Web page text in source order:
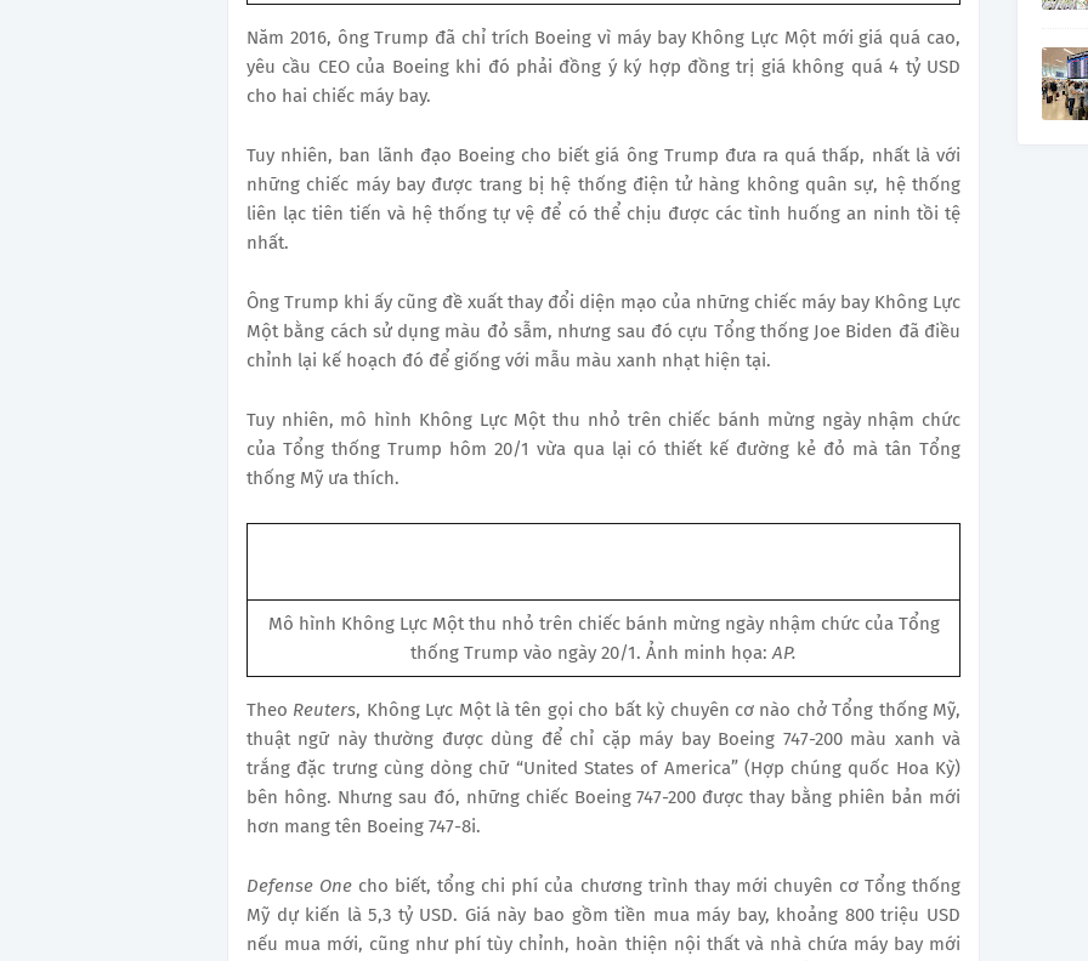
Năm 2016, ông Trump đã chỉ trích Boeing vì máy bay Không Lực Một mới giá quá cao,
yêu cầu CEO của Boeing khi đó phải đồng ý ký hợp đồng trị giá không quá 4 tỷ USD
cho hai chiếc máy bay.
Tuy nhiên, ban lãnh đạo Boeing cho biết giá ông Trump đưa ra quá thấp, nhất là với
những chiếc máy bay được trang bị hệ thống điện tử hàng không quân sự, hệ thống
liên lạc tiên tiến và hệ thống tự vệ để có thể chịu được các tình huống an ninh tồi tệ
nhất.
Ông Trump khi ấy cũng đề xuất thay đổi diện mạo của những chiếc máy bay Không Lực
Một bằng cách sử dụng màu đỏ sẫm, nhưng sau đó cựu Tổng thống Joe Biden đã điều
chỉnh lại kế hoạch đó để giống với mẫu màu xanh nhạt hiện tại.
Tuy nhiên, mô hình Không Lực Một thu nhỏ trên chiếc bánh mừng ngày nhậm chức
của Tổng thống Trump hôm 20/1 vừa qua lại có thiết kế đường kẻ đỏ mà tân Tổng
thống Mỹ ưa thích.
Mô hình Không Lực Một thu nhỏ trên chiếc bánh mừng ngày nhậm chức của Tổng
thống Trump vào ngày 20/1. Ảnh minh họa:AP.
Theo Reuters, Không Lực Một là tên gọi cho bất kỳ chuyên cơ nào chở Tổng thống Mỹ,
thuật ngữ này thường được dùng để chỉ cặp máy bay Boeing 747-200 màu xanh và
trắng đặc trưng cùng dòng chữ “United States of America” (Hợp chúng quốc Hoa Kỳ)
bên hông. Nhưng sau đó, những chiếc Boeing 747-200 được thay bằng phiên bản mới
hơn mang tên Boeing 747-8i.
Defense One cho biết, tổng chi phí của chương trình thay mới chuyên cơ Tổng thống
Mỹ dự kiến là 5,3 tỷ USD. Giá này bao gồm tiền mua máy bay, khoảng 800 triệu USD
nếu mua mới, cũng như phí tùy chỉnh, hoàn thiện nội thất và nhà chứa máy bay mới